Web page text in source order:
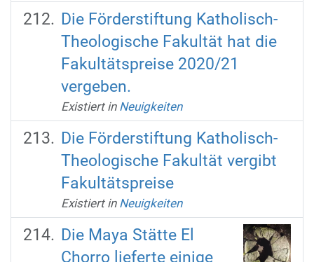
Die Förderstiftung Katholisch-
Theologische Fakultät hat die
Fakultätspreise 2020/21
vergeben.
Existiert in Neuigkeiten
Die Förderstiftung Katholisch-
Theologische Fakultät vergibt
Fakultätspreise
Existiert in Neuigkeiten
Die Maya Stätte El
Chorro lieferte einige